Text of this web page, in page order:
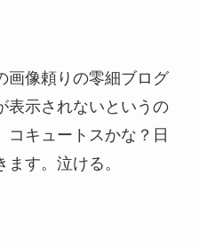
画像頼りの零細ブログ
表示されないというの
コキュートスかな？日
す。泣ける。